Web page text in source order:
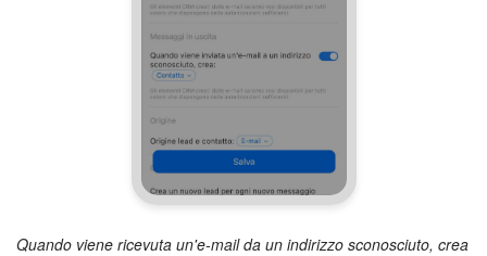
Quando viene ricevuta un'e-mail da un indirizzo sconosciuto, crea